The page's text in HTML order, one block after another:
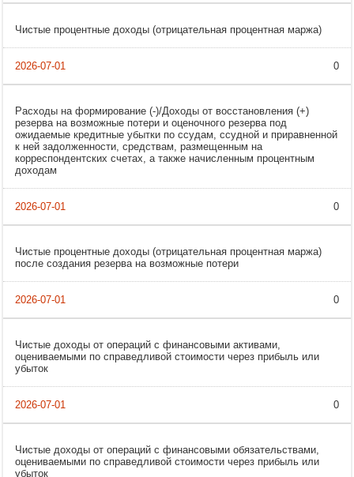
Чистые процентные доходы (отрицательная процентная маржа)
0
Расходы на формирование (-)/Доходы от восстановления (+)
резерва на возможные потери и оценочного резерва под
ожидаемые кредитные убытки по ссудам, ссудной и приравненной
к ней задолженности, средствам, размещенным на
корреспондентских счетах, а также начисленным процентным
доходам
0
Чистые процентные доходы (отрицательная процентная маржа)
после создания резерва на возможные потери
0
Чистые доходы от операций с финансовыми активами,
оцениваемыми по справедливой стоимости через прибыль или
убыток
0
Чистые доходы от операций с финансовыми обязательствами,
оцениваемыми по справедливой стоимости через прибыль или
убыток